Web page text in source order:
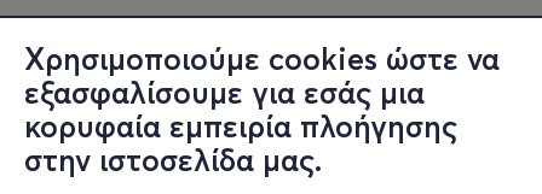
Χρησιμοποιούμε cookies ώστε να
εξασφαλίσουμε για εσάς μια
κορυφαία εμπειρία πλοήγησης
στην ιστοσελίδα μας.